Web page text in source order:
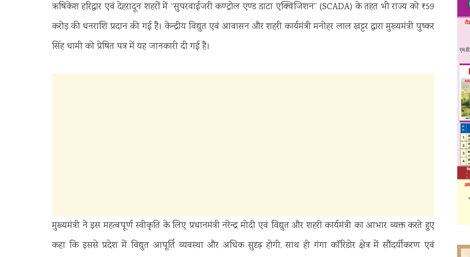
ऋषिकेश हरिद्वार एवं देहरादून शहरों में ‘‘सुपरवाईजरी कण्ट्रोल एण्ड डाटा एक्विजिशन’’ (SCADA) के तहत भी राज्य को ₹59
करोड़ की धनराशि प्रदान की गई है। केन्द्रीय विद्युत एवं आवासन और शहरी कार्यमंत्री मनोहर लाल खट्टर द्वारा मुख्यमंत्री पुष्कर
सिंह धामी को प्रेषित पत्र में यह जानकारी दी गई है।
मुख्यमंत्री ने इस महत्वपूर्ण स्वीकृति के लिए प्रधानमंत्री नरेन्द्र मोदी एवं विद्युत और शहरी कार्यमंत्री का आभार व्यक्त करते हुए
कहा कि इससे प्रदेश में विद्युत आपूर्ति व्यवस्था और अधिक सुदृढ़ होगी, साथ ही गंगा कॉरिडोर क्षेत्र में सौंदर्यीकरण एवं